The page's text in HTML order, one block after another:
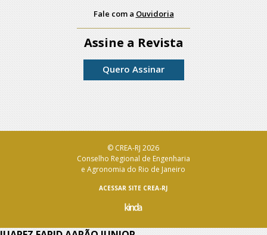
Fale com a Ouvidoria
Assine a Revista
Quero Assinar
© CREA-RJ 2026
Conselho Regional de Engenharia
e Agronomia do Rio de Janeiro
ACESSAR SITE CREA-RJ